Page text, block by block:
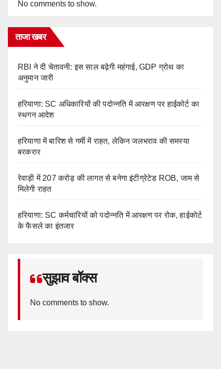
No comments to show.
ताजा खबर
RBI ने दी चेतावनी: इस साल बढ़ेगी महंगाई, GDP ग्रोथ का
अनुमान जारी
हरियाणा: SC अधिकारियों की पदोन्नति में आरक्षण पर हाईकोर्ट का
स्थगन आदेश
हरियाणा में बारिश से गर्मी में राहत, लेकिन जलभराव की समस्या
बरकरार
रेवाड़ी में 207 करोड़ की लागत से बनेगा इंटीग्रेटेड ROB, जाम से
मिलेगी राहत
हरियाणा: SC कर्मचारियों को पदोन्नति में आरक्षण पर रोक, हाईकोर्ट
के फैसले का इंतजार
सुझाव बॉक्स
No comments to show.